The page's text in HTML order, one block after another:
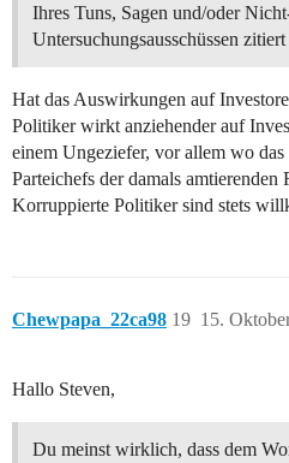
Ihres Tuns, Sagen und/oder
Untersuchungsausschüssen
Hat das Auswirkungen auf
Politiker wirkt anziehender auf
einem Ungeziefer, vor allem wo
Parteichefs der damals amtierenden
Korruppierte Politiker sind stets
Chewpapa_22ca98 15.
19
Hallo Steven,
Du meinst wirklich, dass dem